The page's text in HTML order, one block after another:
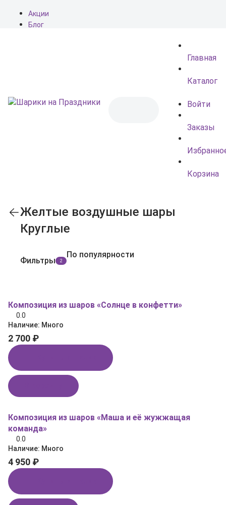
Акции
Блог
Главная
Каталог
Войти
Заказы
Корзина
Желтые воздушные шары
Круглые
Фильтры 2
По популярности
Композиция из шаров «Солнце в конфетти»
0.0
Наличие: Много
2 700 ₽
Композиция из шаров «Маша и её жужжащая
команда»
0.0
Наличие: Много
4 950 ₽